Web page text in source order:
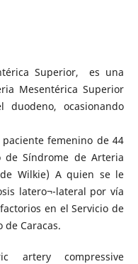
Superior, es una
Mesentérica Superior
ocasionando
femenino de 44
Síndrome de Arteria
Wilkie) A quien se le
latero¬-lateral por vía
en el Servicio de
Caracas.
artery compressive